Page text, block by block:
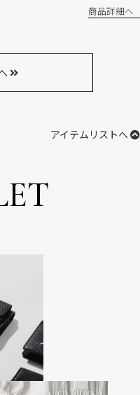
商品詳細
アイテムリストへ